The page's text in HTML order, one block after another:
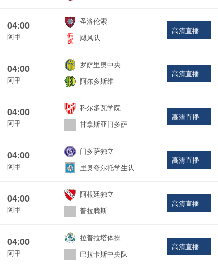
04:00
阿甲
圣洛伦索
飓风队
高清直播
04:00
阿甲
罗萨里奥中央
阿尔多斯维
高清直播
04:00
阿甲
科尔多瓦学院
甘拿斯亚门多萨
高清直播
04:00
阿甲
门多萨独立
里奥夸尔托学生队
高清直播
04:00
阿甲
阿根廷独立
普拉腾斯
高清直播
04:00
阿甲
拉普拉塔体操
巴拉卡斯中央队
高清直播